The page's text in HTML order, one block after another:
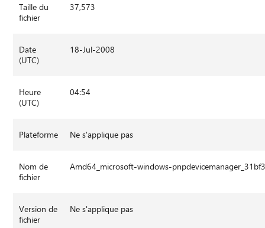
Taille du
fichier
37,573
Date
(UTC)
18-Jul-2008
Heure
(UTC)
04:54
Plateforme Ne s'applique pas
Nom de
fichier
Amd64_microsoft-windows-
Version de
fichier
Ne s'applique pas